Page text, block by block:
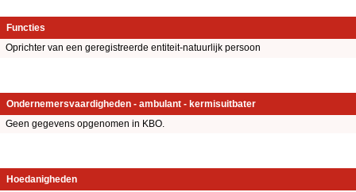
Functies
Oprichter van een geregistreerde entiteit-natuurlijk persoon
Ondernemersvaardigheden - ambulant - kermisuitbater
Geen gegevens opgenomen in KBO.
Hoedanigheden